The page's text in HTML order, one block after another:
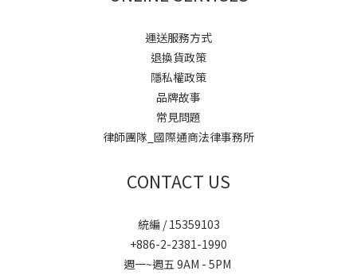
運送服務方式
退換貨政策
隱私權政策
品牌故事
常見問題
律師團隊_國際通商法律事務所
CONTACT US
統編 / 15359103
+886-2-2381-1990
週一~週五 9AM - 5PM